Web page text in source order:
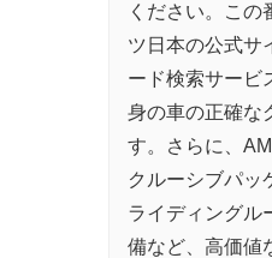
ください。この
ツ日本の公式サ
ード検索サービ
身の車の正確な
す。さらに、
クルーシブパッ
ライディングル
備など、高価値